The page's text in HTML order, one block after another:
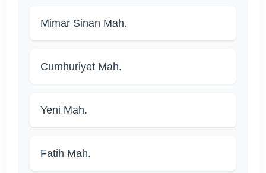
Mimar Sinan Mah.
Cumhuriyet Mah.
Yeni Mah.
Fatih Mah.